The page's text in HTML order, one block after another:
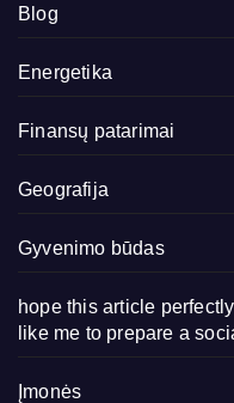
Blog
Energetika
Finansų patarimai
Geografija
Gyvenimo būdas
hope this article
like me to prepare a
Įmonės